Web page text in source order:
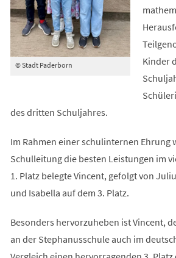
© Stadt Paderborn
Kinder
des dritten Schuljahres.
Im Rahmen einer schulinternen Ehrung
Schulleitung die besten Leistungen im
1. Platz belegte Vincent, gefolgt von
und Isabella auf dem 3. Platz.
Besonders hervorzuheben ist Vincent,
an der Stephanusschule auch im